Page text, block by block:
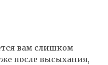
вам слишком
после высыхания,